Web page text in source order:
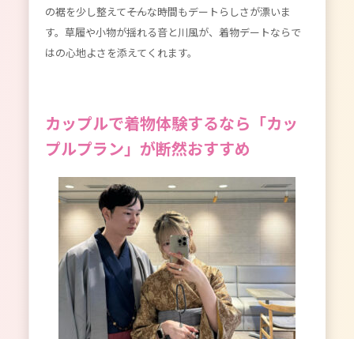
の裾を少し整えて――そんな時間もデートらしさが漂いま
す。草履や小物が揺れる音と川風が、着物デートならで
はの心地よさを添えてくれます。
カップルで着物体験するなら「カッ
プルプラン」が断然おすすめ